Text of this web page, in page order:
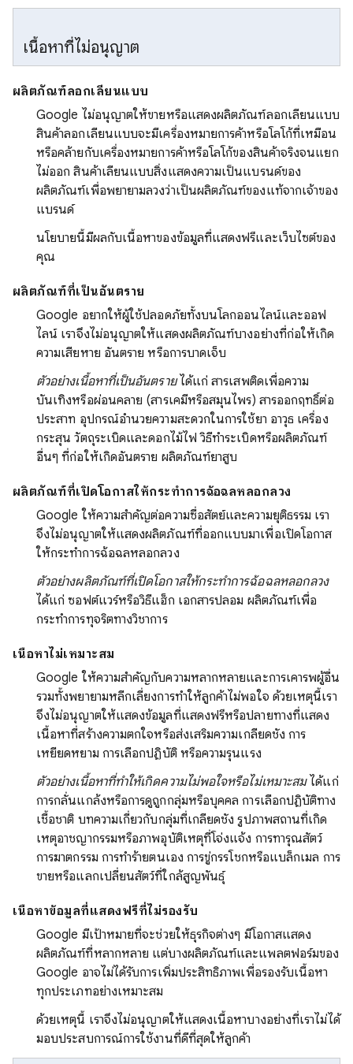
เนื้อหาที่ไม่อนุญาต
ผลิตภัณฑ์ลอกเลียนแบบ
Google ไม่อนุญาตให้ขายหรือแสดงผลิตภัณฑ์ลอกเลียนแบบ
สินค้าลอกเลียนแบบจะมีเครื่องหมายการค้าหรือโลโก้ที่เหมือน
หรือคล้ายกับเครื่องหมายการค้าหรือโลโก้ของสินค้าจริงจนแยก
ไม่ออก สินค้าเลียนแบบสิ่งแสดงความเป็นแบรนด์ของ
ผลิตภัณฑ์เพื่อพยายามลวงว่าเป็นผลิตภัณฑ์ของแท้จากเจ้าของ
แบรนด์
นโยบายนี้มีผลกับเนื้อหาของข้อมูลที่แสดงฟรีและเว็บไซต์ของ
คุณ
ผลิตภัณฑ์ที่เป็นอันตราย
Google อยากให้ผู้ใช้ปลอดภัยทั้งบนโลกออนไลน์และออฟ
ไลน์ เราจึงไม่อนุญาตให้แสดงผลิตภัณฑ์บางอย่างที่ก่อให้เกิด
ความเสียหาย อันตราย หรือการบาดเจ็บ
ตัวอย่างเนื้อหาที่เป็นอันตรายได้แก่ สารเสพติดเพื่อความ
บันเทิงหรือผ่อนคลาย (สารเคมีหรือสมุนไพร) สารออกฤทธิ์ต่อ
ประสาท อุปกรณ์อำนวยความสะดวกในการใช้ยา อาวุธ เครื่อง
กระสุน วัตถุระเบิดและดอกไม้ไฟ วิธีทำระเบิดหรือผลิตภัณฑ์
อื่นๆ ที่ก่อให้เกิดอันตราย ผลิตภัณฑ์ยาสูบ
ผลิตภัณฑ์ที่เปิดโอกาสให้กระทำการฉ้อฉลหลอกลวง
Google ให้ความสำคัญต่อความซื่อสัตย์และความยุติธรรม เรา
จึงไม่อนุญาตให้แสดงผลิตภัณฑ์ที่ออกแบบมาเพื่อเปิดโอกาส
ให้กระทำการฉ้อฉลหลอกลวง
ตัวอย่างผลิตภัณฑ์ที่เปิดโอกาสให้กระทำการฉ้อฉลหลอกลวง
ได้แก่ ซอฟต์แวร์หรือวิธีแฮ็ก เอกสารปลอม ผลิตภัณฑ์เพื่อ
กระทำการทุจริตทางวิชาการ
เนื้อหาไม่เหมาะสม
Google ให้ความสำคัญกับความหลากหลายและการเคารพผู้อื่น
รวมทั้งพยายามหลีกเลี่ยงการทำให้ลูกค้าไม่พอใจ ด้วยเหตุนี้เรา
จึงไม่อนุญาตให้แสดงข้อมูลที่แสดงฟรีหรือปลายทางที่แสดง
เนื้อหาที่สร้างความตกใจหรือส่งเสริมความเกลียดชัง การ
เหยียดหยาม การเลือกปฏิบัติ หรือความรุนแรง
ตัวอย่างเนื้อหาที่ทำให้เกิดความไม่พอใจหรือไม่เหมาะสมได้แก่
การกลั่นแกล้งหรือการดูถูกกลุ่มหรือบุคคล การเลือกปฏิบัติทาง
เชื้อชาติ บทความเกี่ยวกับกลุ่มที่เกลียดชัง รูปภาพสถานที่เกิด
เหตุอาชญากรรมหรือภาพอุบัติเหตุที่โจ่งแจ้ง การทารุณสัตว์
การฆาตกรรม การทำร้ายตนเอง การขู่กรรโชกหรือแบล็กเมล การ
ขายหรือแลกเปลี่ยนสัตว์ที่ใกล้สูญพันธุ์
เนื้อหาข้อมูลที่แสดงฟรีที่ไม่รองรับ
Google มีเป้าหมายที่จะช่วยให้ธุรกิจต่างๆ มีโอกาสแสดง
ผลิตภัณฑ์ที่หลากหลาย แต่บางผลิตภัณฑ์และแพลตฟอร์มของ
Google อาจไม่ได้รับการเพิ่มประสิทธิภาพเพื่อรองรับเนื้อหา
ทุกประเภทอย่างเหมาะสม
ด้วยเหตุนี้ เราจึงไม่อนุญาตให้แสดงเนื้อหาบางอย่างที่เราไม่ได้
มอบประสบการณ์การใช้งานที่ดีที่สุดให้ลูกค้า